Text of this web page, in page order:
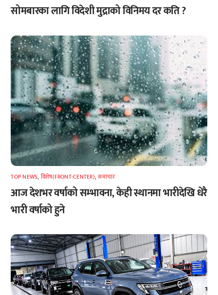
सोमबारका लागि विदेशी मुद्राको विनिमय दर कति ?
TOP NEWS, विशेष(FRONT-CENTER),समाचार
आज देशभर वर्षाको सम्भावना, केही स्थानमा भारीदेखि धेरै
भारी वर्षाको हुने